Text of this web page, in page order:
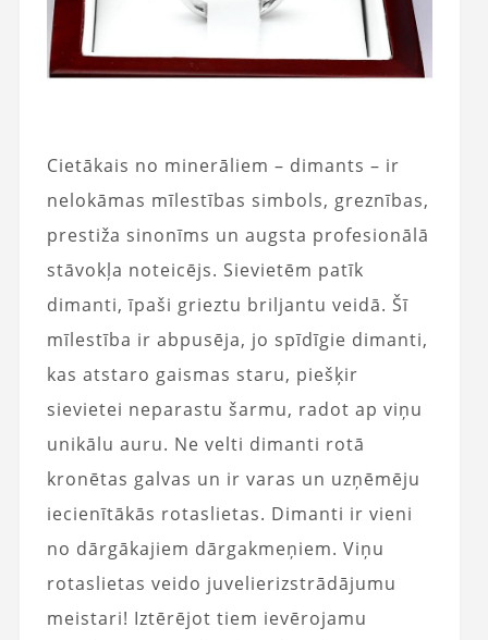
Cietākais no minerāliem – dimants – ir
nelokāmas mīlestības simbols, greznības,
prestiža sinonīms un augsta profesionālā
stāvokļa noteicējs. Sievietēm patīk
dimanti, īpaši grieztu briljantu veidā. Šī
mīlestība ir abpusēja, jo spīdīgie dimanti,
kas atstaro gaismas staru, piešķir
sievietei neparastu šarmu, radot ap viņu
unikālu auru. Ne velti dimanti rotā
kronētas galvas un ir varas un uzņēmēju
iecienītākās rotaslietas. Dimanti ir vieni
no dārgākajiem dārgakmeņiem. Viņu
rotaslietas veido juvelierizstrādājumu
meistari! Iztērējot tiem ievērojamu